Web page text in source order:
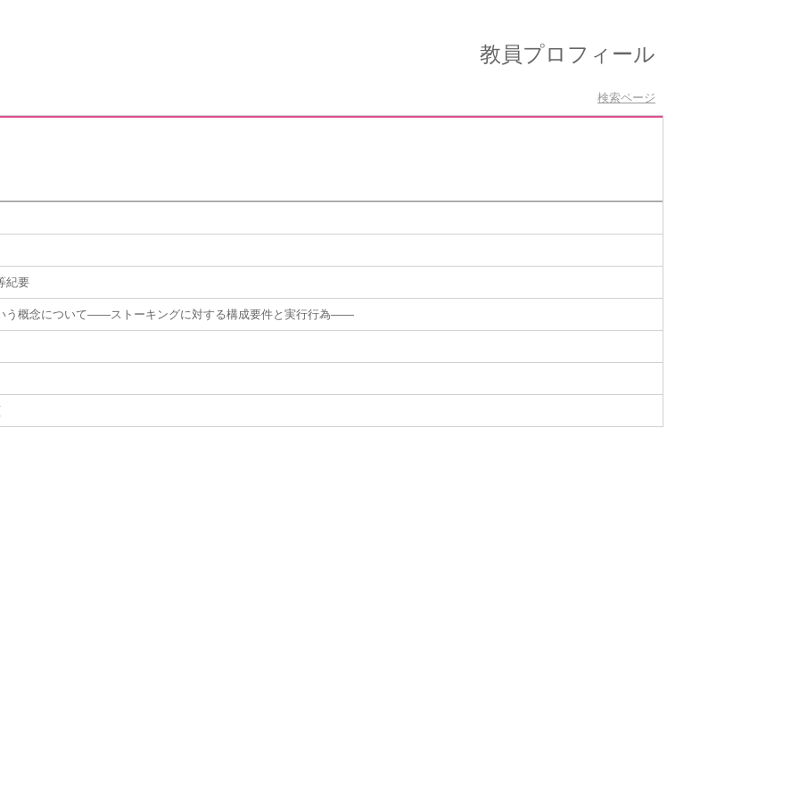
教員プロフィール
検索ページ
紀要
う概念について――ストーキングに対する構成要件と実行行為――